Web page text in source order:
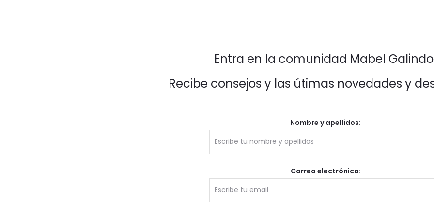
Entra en la comunidad Mabel
Recibe consejos y las útimas novedades y
Nombre y apellidos:
Correo electrónico: